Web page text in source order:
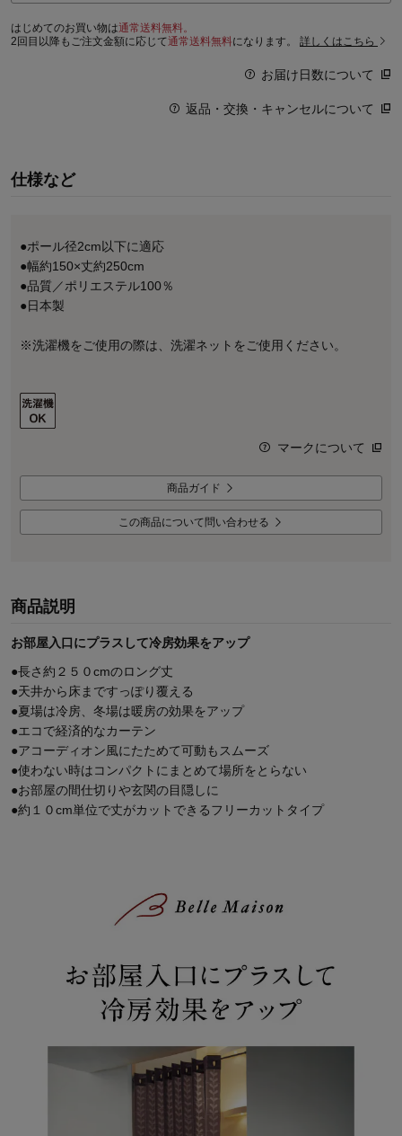
はじめてのお買い物は通常送料無料。
2回目以降もご注文金額に応じて通常送料無料になります。 詳しくはこちら
お届け日数について
返品・交換・キャンセルについて
仕様など
●ポール径2cm以下に適応
●幅約150×丈約250cm
●品質／ポリエステル100％
●日本製
※洗濯機をご使用の際は、洗濯ネットをご使用ください。
マークについて
商品ガイド
この商品について問い合わせる
商品説明
お部屋入口にプラスして冷房効果をアップ
●長さ約２５０cmのロング丈
●天井から床まですっぽり覆える
●夏場は冷房、冬場は暖房の効果をアップ
●エコで経済的なカーテン
●アコーディオン風にたためて可動もスムーズ
●使わない時はコンパクトにまとめて場所をとらない
●お部屋の間仕切りや玄関の目隠しに
●約１０cm単位で丈がカットできるフリーカットタイプ